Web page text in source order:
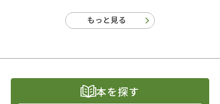
もっと見る
本を探す